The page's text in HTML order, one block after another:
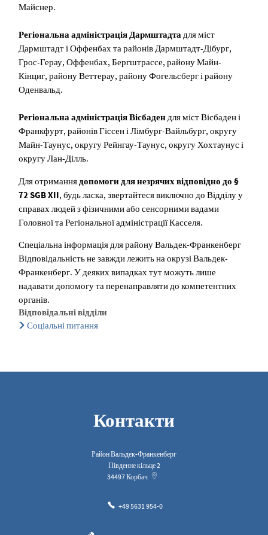
Майснер.
Регіональна адміністрація Дармштадтадля міст
Дармштадт і Оффенбах та районів Дармштадт-Дібург,
Грос-Герау, Оффенбах, Бергштрассе, району Майн-
Кінциг, району Веттерау, району Фогельсберг і району
Оденвальд.
Регіональна адміністрація Вісбадендля міст Вісбаден і
Франкфурт, районів Гіссен і Лімбург-Вайльбург, округу
Майн-Таунус, округу Рейнгау-Таунус, округу Хохтаунус і
округу Лан-Ділль.
Для отриманнядопомоги для незрячих відповідно до §
72 SGB XII, будь ласка, звертайтеся виключно до Відділу у
справах людей з фізичними або сенсорними вадами
Головної та Регіональної адміністрації Касселя.
Спеціальна інформація для району Вальдек-Франкенберг
Відповідальність не завжди лежить на окрузі Вальдек-
Франкенберг. У деяких випадках тут можуть лише
надавати допомогу та перенаправляти до компетентних
органів.
Відповідальні відділи
Соціальні питання
Контакти
Район Вальдек-Франкенберг
Південне кільце 2
34497Корбач
+49 5631 954-0